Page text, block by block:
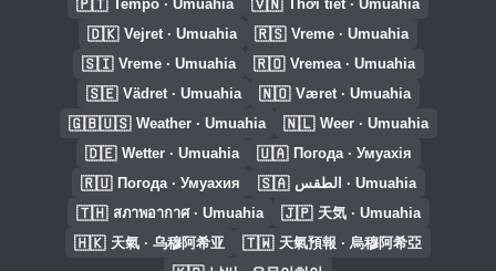
🇵🇹 Tempo · Umuahia 🇻🇳 Thời tiết · Umuahia
🇩🇰 Vejret · Umuahia 🇷🇸 Vreme · Umuahia
🇸🇮 Vreme · Umuahia 🇷🇴 Vremea · Umuahia
🇸🇪 Vädret · Umuahia 🇳🇴 Været · Umuahia
🇬🇧🇺🇸 Weather · Umuahia 🇳🇱 Weer · Umuahia
🇩🇪 Wetter · Umuahia 🇺🇦 Погода · Умуахія
🇷🇺 Погода · Умуахия 🇸🇦 الطقس · Umuahia
🇹🇭 สภาพอากาศ · Umuahia 🇯🇵 天気 · Umuahia
🇭🇰 天氣 · 乌穆阿希亚 🇹🇼 天氣預報 · 烏穆阿希亞